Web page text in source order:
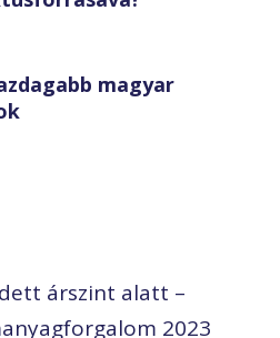
magyar
árszint alatt –
2023